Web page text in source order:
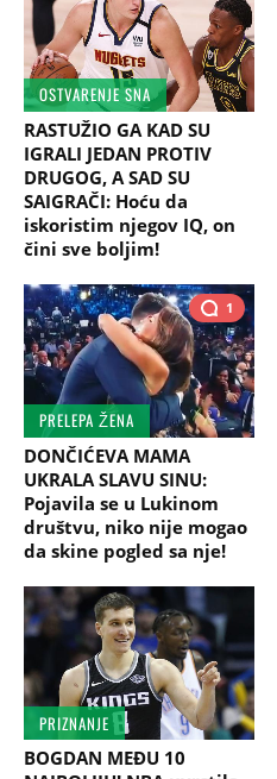
OSTVARENJE SNA
RASTUŽIO GA KAD SU
IGRALI JEDAN PROTIV
DRUGOG, A SAD SU
SAIGRAČI: Hoću da
iskoristim njegov IQ, on
čini sve boljim!
1
PRELEPA ŽENA
DONČIĆEVA MAMA
UKRALA SLAVU SINU:
Pojavila se u Lukinom
društvu, niko nije mogao
da skine pogled sa nje!
PRIZNANJE
BOGDAN MEĐU 10